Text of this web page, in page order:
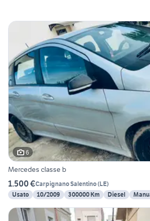
6
Mercedes classe b
1.500 €Carpignano Salentino(LE)
Usato
10/2009 300000 Km Diesel